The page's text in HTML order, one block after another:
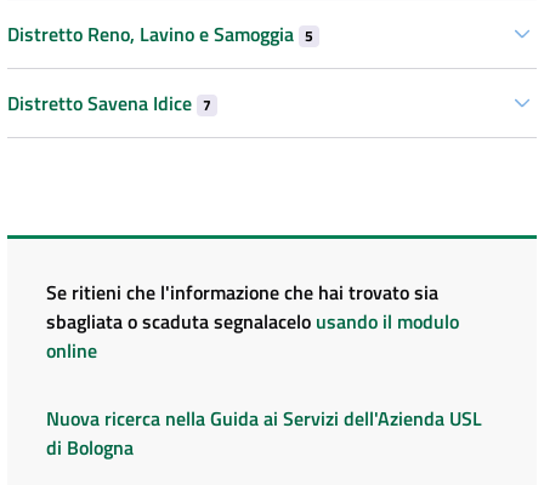
Distretto Reno, Lavino e Samoggia 5
Distretto Savena Idice 7
Se ritieni che l'informazione che hai trovato sia
sbagliata o scaduta segnalacelo usando il modulo
online
Nuova ricerca nella Guida ai Servizi dell'Azienda USL
di Bologna